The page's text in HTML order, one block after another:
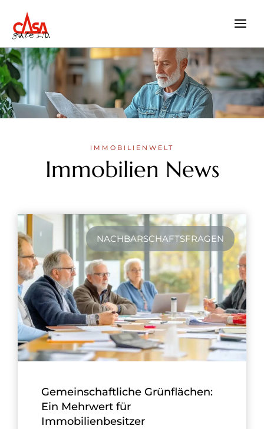
Inhalt
springen
IMMOBILIENWELT
Immobilien News
NACHBARSCHAFTSFRAGEN
Gemeinschaftliche Grünflächen:
Ein Mehrwert für
Immobilienbesitzer